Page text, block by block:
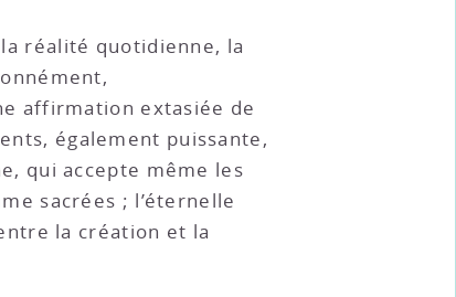
réalité quotidienne, la
affirmation extasiée de
également puissante,
qui accepte même les
sacrées ; l’éternelle
la création et la